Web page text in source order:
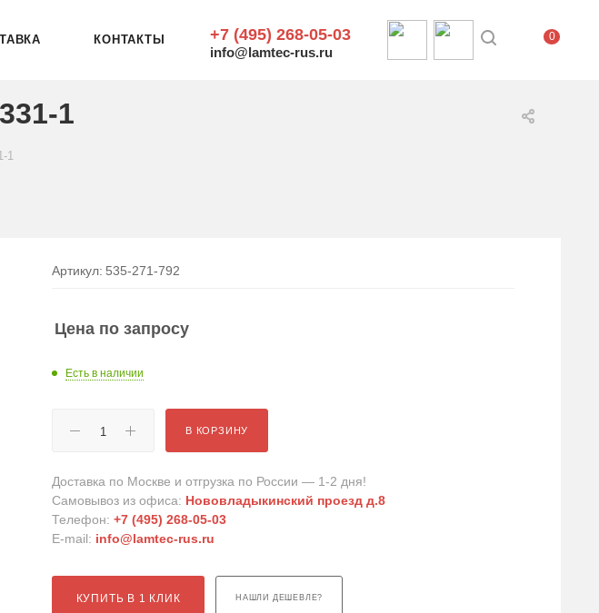
КОНТАКТЫ +7 (495) 268-05-03
info@lamtec-rus.ru
0
1
1
Артикул: 535-271-792
Цена по запросу
Есть в наличии
В КОРЗИНУ
Доставка по Москве и отгрузка по России — 1-2 дня!
Самовывоз из офиса: Нововладыкинский проезд д.8
Телефон:+7 (495) 268-05-03
E-mail: info@lamtec-rus.ru
КУПИТЬ В 1 КЛИК НАШЛИ ДЕШЕВЛЕ?